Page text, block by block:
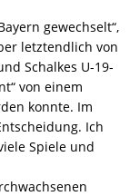
gewechselt“,
letztendlich von
Schalkes U-19-
von einem
konnte. Im
Ich
Spiele und